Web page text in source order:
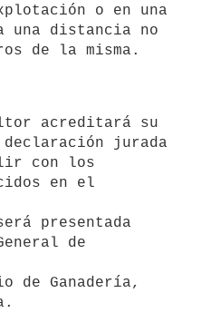
o en una
una distancia no
declaración jurada
con los
en el
presentada
de
de Ganadería,